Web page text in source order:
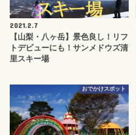
2021.2.7
【山梨・八ヶ岳】景色良し！リフ
トデビューにも！サンメドウズ清
里スキー場
おでかけスポット